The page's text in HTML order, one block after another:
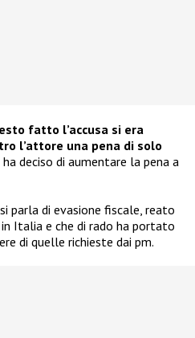
fatto l’accusa si era
l’attore una pena di solo
deciso di aumentare la pena a
parla di evasione fiscale, reato
Italia e che di rado ha portato
di quelle richieste dai pm.